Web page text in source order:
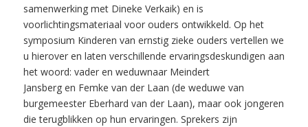
samenwerking met Dineke Verkaik) en is
voorlichtingsmateriaal voor ouders ontwikkeld. Op het
symposium Kinderen van ernstig zieke ouders vertellen we
u hierover en laten verschillende ervaringsdeskundigen aan
het woord: vader en weduwnaar Meindert
Jansberg en Femke van der Laan (de weduwe van
burgemeester Eberhard van der Laan), maar ook jongeren
die terugblikken op hun ervaringen. Sprekers zijn